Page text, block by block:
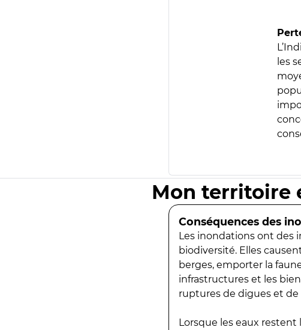
les
Mon territoire
Conséquences des
Les inondations ont des
biodiversité. Elles
berges, emporter la
infrastructures et les
ruptures de digues et de
Lorsque les eaux